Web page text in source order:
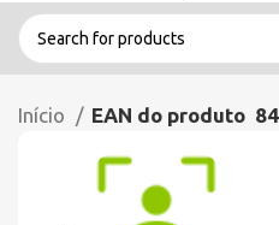
Início EAN do produto